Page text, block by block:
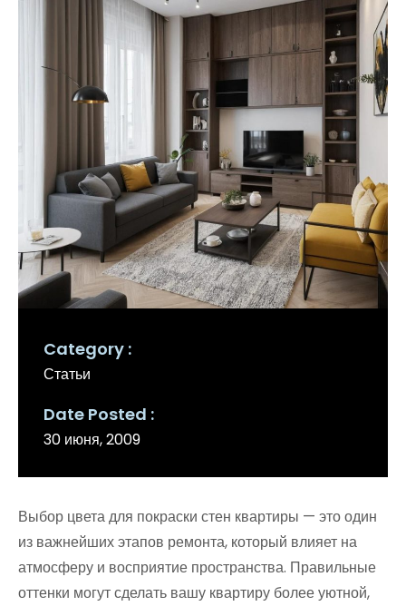
Category
Статьи
Date Posted
30 июня, 2009
Выбор цвета для покраски стен квартиры — это один
из важнейших этапов ремонта, который влияет на
атмосферу и восприятие пространства. Правильные
оттенки могут сделать вашу квартиру более уютной,